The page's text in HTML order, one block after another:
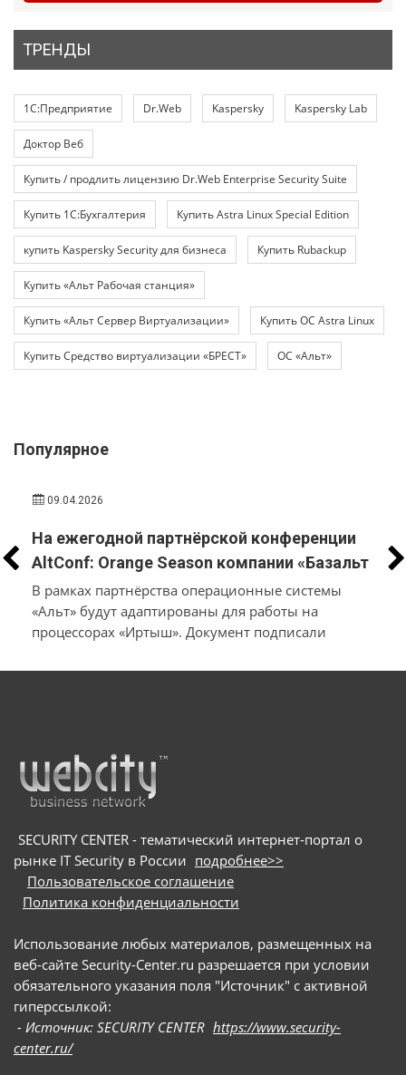
ТРЕНДЫ
1С:Предприятие Dr.Web Kaspersky Kaspersky Lab
Доктор Веб
Купить / продлить лицензию Dr.Web Enterprise Security Suite
Купить 1С:Бухгалтерия Купить Astra Linux Special Edition
купить Kaspersky Security для бизнеса Купить Rubackup
Купить «Альт Рабочая станция»
Купить «Альт Сервер Виртуализации» Купить ОС Astra Linux
Купить Средство виртуализации «БРЕСТ» ОС «Альт»
Популярное
09.04.2026
На ежегодной партнёрской конференции
AltConf: Orange Season компании «Базальт
СПО» и «Трамплин Электроникс» объявили
о заключении соглашения о
технологическом сотрудничестве
В рамках партнёрства операционные системы
«Альт» будут адаптированы для работы на
процессорах «Иртыш». Документ подписали
ПО на собственной платформе и разработчики
SECURITY CENTER - тематический интернет-портал о
рынке IT Security в России подробнее>>
Пользовательское соглашение
Политика конфиденциальности
Использование любых материалов, размещенных на
веб-сайте Security-Center.ru разрешается при условии
обязательного указания поля "Источник" с активной
гиперссылкой:
- Источник: SECURITY CENTER https://www.security-
center.ru/